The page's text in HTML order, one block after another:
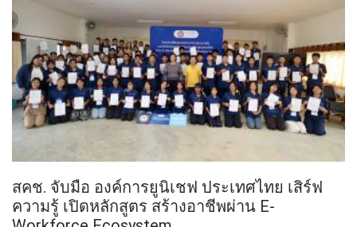
สคช. จับมือ องค์การยูนิเชฟ ประเทศไทย เสิร์ฟ
ความรู้ เปิดหลักสูตร สร้างอาชีพผ่าน E-